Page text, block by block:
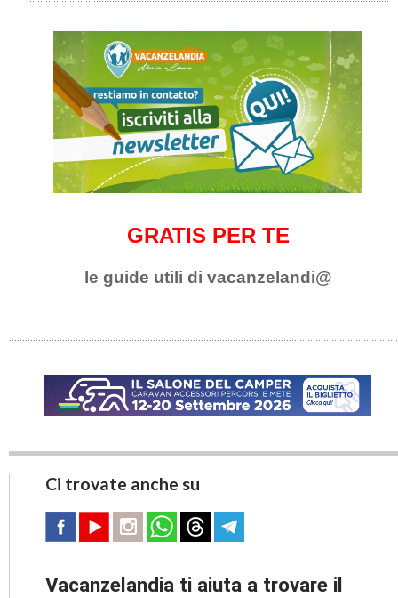
GRATIS PER TE
le guide utili di vacanzelandi@
Ci trovate anche su
Vacanzelandia ti aiuta a trovare il